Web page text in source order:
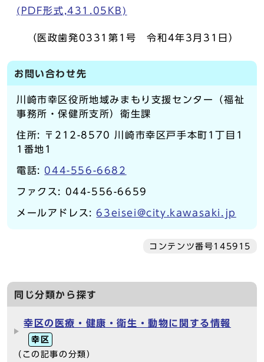
(PDF形式,431.05KB)
（医政歯発0331第1号 令和4年3月31日）
お問い合わせ先
川崎市幸区役所地域みまもり支援センター（福祉
事務所・保健所支所）衛生課
住所: 〒212-8570 川崎市幸区戸手本町1丁目1
1番地1
電話: 044-556-6682
ファクス: 044-556-6659
メールアドレス:63eisei@city.kawasaki.jp
コンテンツ番号145915
同じ分類から探す
幸区の医療・健康・衛生・動物に関する情報
幸区
（この記事の分類）